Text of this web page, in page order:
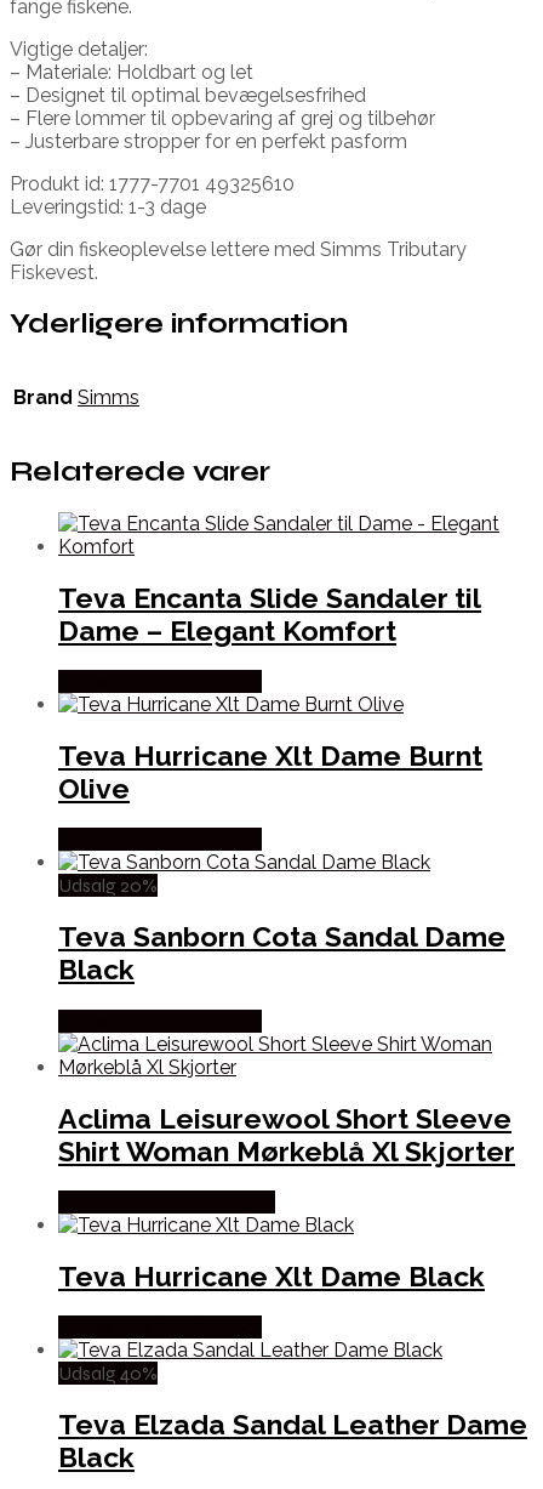
fange fiskene.
Vigtige detaljer:
– Materiale: Holdbart og let
– Designet til optimal bevægelsesfrihed
– Flere lommer til opbevaring af grej og tilbehør
– Justerbare stropper for en perfekt pasform
Produkt id: 1777-7701 49325610
Leveringstid: 1-3 dage
Gør din fiskeoplevelse lettere med Simms Tributary
Fiskevest.
Yderligere information
Brand Simms
Relaterede varer
Teva Encanta Slide Sandaler til
Dame – Elegant Komfort
Teva Hurricane Xlt Dame Burnt
Olive
Udsalg 20%
Teva Sanborn Cota Sandal Dame
Black
Aclima Leisurewool Short Sleeve
Shirt Woman Mørkeblå Xl Skjorter
Teva Hurricane Xlt Dame Black
Udsalg 40%
Teva Elzada Sandal Leather Dame
Black